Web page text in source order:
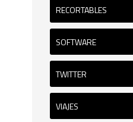
RECORTABLES
SOFTWARE
TWITTER
VIAJES